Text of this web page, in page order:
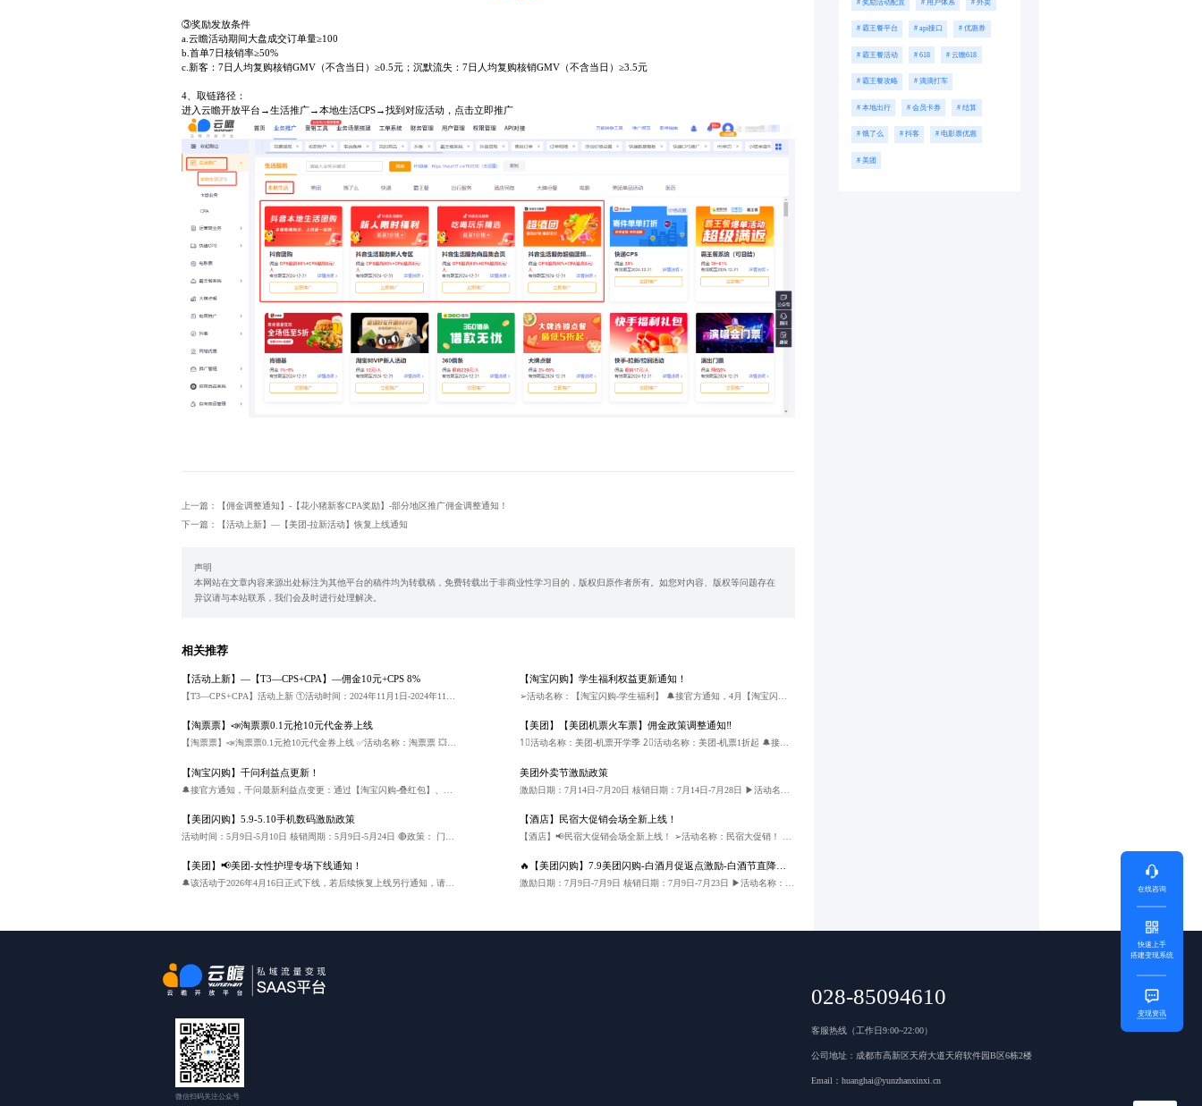
③奖励发放条件
a.云瞻活动期间大盘成交订单量≥100
b.首单7日核销率≥50%
c.新客：7日人均复购核销GMV（不含当日）≥0.5元；沉默流失：7日人均复购核销GMV（不含当日）≥3.5元
4、取链路径：
进入云瞻开放平台→生活推广→本地生活CPS→找到对应活动，点击立即推广
上一篇：【佣金调整通知】-【花小猪新客CPA奖励】-部分地区推广佣金调整通知！
下一篇：【活动上新】—【美团-拉新活动】恢复上线通知
声明
本网站在文章内容来源出处标注为其他平台的稿件均为转载稿，免费转载出于非商业性学习目的，版权归原作者所有。如您对内容、版权等问题存在
异议请与本站联系，我们会及时进行处理解决。
相关推荐
【活动上新】—【T3—CPS+CPA】—佣金10元+CPS 8% 【淘宝闪购】学生福利权益更新通知！
【淘票票】📣淘票票0.1元抢10元代金券上线 【美团】【美团机票火车票】佣金政策调整通知‼
【淘宝闪购】千问利益点更新！ 美团外卖节激励政策
【美团闪购】5.9-5.10手机数码激励政策 【酒店】民宿大促销会场全新上线！
【美团】📢美团-女性护理专场下线通知！
🔔该活动于2026年4月16日正式下线，若后续恢复上线另行通知，请各位老板及时调整推广计划！ 请各位老板知悉[抱拳]
🔥【美团闪购】7.9美团闪购-白酒月促返点激励-白酒节直降激励🔥
激励日期：7月9日-7月9日 核销日期：7月9日-7月23日 ▶活动名称：【美团闪购-酒水专场】 🔴政策： 门槛1：0≤有效核销GTV＜3000，有效核销GTV*01% 门槛2：3000≤有效核销GTV＜5000，有效核销GTV*1.5% 门槛3：5000≤有效核销GTV，有效核销GTV*2% ———————————— ▶激励结算条件： ① 支付时间在活动周期内且订单核销时间在核销周期内的订单； ② 用户需已核销使用或已完成订单，如为取消订单、未核销订单、退款订单（包括未核销退款、核销使用后退款）、失效订单、媒体违规订单、风控订单则均从有效核销订单中剔除，不计入奖励范围。 【活动玩法】本激励与【精选酒水商家激励】激励不叠加。 ———————————— 🔗美团闪购-酒水专场会场取链： #小程序://云瞻助手/推广链接/3nUd4SHfyaprVHd ———————————— 预祝各位老板爆单大卖[庆祝]
# 奖励活动配置 # 用户体系 # 外卖
# 霸王餐平台 # api接口 # 优惠券
# 霸王餐活动 # 618 # 云瞻618
# 霸王餐攻略 # 滴滴打车
# 本地出行 # 会员卡券 # 结算
# 饿了么 # 抖客 # 电影票优惠
# 美团
微信扫码关注公众号
028-85094610
客服热线（工作日9:00~22:00）
公司地址：成都市高新区天府大道天府软件园B区6栋2楼
Email：huanghai@yunzhanxinxi.cn
在线咨询
快速上手
搭建变现系统
变现资讯